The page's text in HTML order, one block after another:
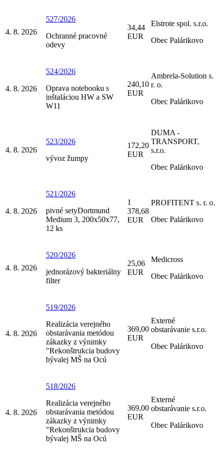
4. 8. 2026
527/2026
Ochranné pracovné
odevy
34,44
EUR
Elstrote spol. s.r.o.
Obec Palárikovo
4. 8. 2026
524/2026
Oprava notebooku s
inštaláciou HW a SW
W11
240,10
EUR
Ambrela-Solution s.
r. o.
Obec Palárikovo
4. 8. 2026
523/2026
vývoz žumpy
172,20
EUR
DUMA -
TRANSPORT,
s.r.o.
Obec Palárikovo
4. 8. 2026
521/2026
pivné setyDortmund
Medium 3, 200x50x77,
12 ks
1
378,68
EUR
PROFITENT s. r. o.
Obec Palárikovo
4. 8. 2026
520/2026
jednorázový bakteriálny
filter
25,06
EUR
Medicross
Obec Palárikovo
4. 8. 2026
519/2026
Realizácia verejného
obstarávania metódou
zákazky z výnimky
"Rekonštrukcia budovy
bývalej MŠ na Ocú
369,00
EUR
Externé
obstarávanie s.r.o.
Obec Palárikovo
4. 8. 2026
518/2026
Realizácia verejného
obstarávania metódou
zákazky z výnimky
"Rekonštrukcia budovy
bývalej MŠ na Ocú
369,00
EUR
Externé
obstarávanie s.r.o.
Obec Palárikovo